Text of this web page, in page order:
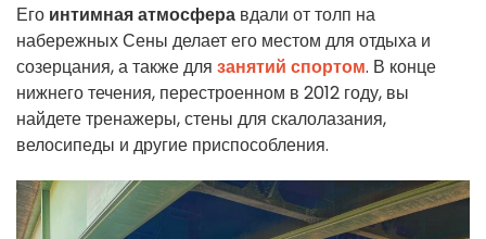
Его интимная атмосфера вдали от толп на
набережных Сены делает его местом для отдыха и
созерцания, а также для занятий спортом. В конце
нижнего течения, перестроенном в 2012 году, вы
найдете тренажеры, стены для скалолазания,
велосипеды и другие приспособления.